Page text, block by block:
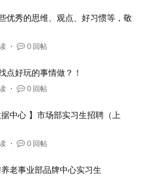
优秀的思维、观点、好习惯等，敬
・ 0 回帖
点好玩的事情做？！
・ 0 回帖
中心 】市场部实习生招聘（上
・ 0 回帖
老事业部品牌中心实习生